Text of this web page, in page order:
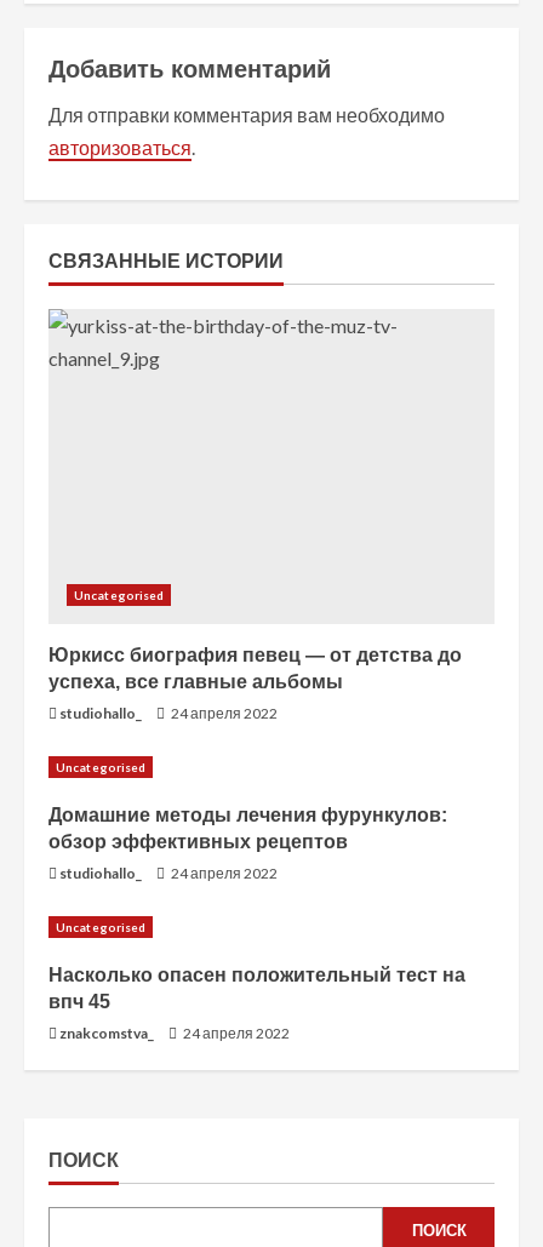
ж
и
ч
т
Добавить комментарий
Для отправки комментария вам необходимо
авторизоваться.
СВЯЗАННЫЕ ИСТОРИИ
Uncategorised
Юркисс биография певец — от детства до
успеха, все главные альбомы
studiohallo_ 24 апреля 2022
Uncategorised
Домашние методы лечения фурункулов:
обзор эффективных рецептов
studiohallo_ 24 апреля 2022
Uncategorised
Насколько опасен положительный тест на
впч 45
znakcomstva_ 24 апреля 2022
ПОИСК
ПОИСК